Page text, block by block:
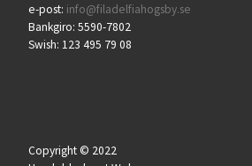
e-post: info@filadelfiahogsby.se
Bankgiro: 5590-7802
Swish: 123 495 79 08
Copyright © 2022